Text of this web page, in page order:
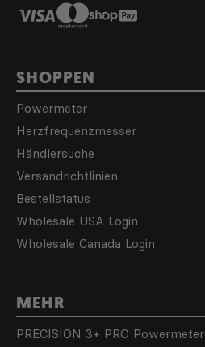
SHOPPEN
Powermeter
Herzfrequenzmesser
Händlersuche
Versandrichtlinien
Bestellstatus
Wholesale USA Login
Wholesale Canada Login
MEHR
PRECISION 3+ PRO Powermeter